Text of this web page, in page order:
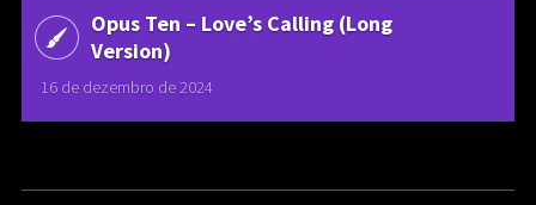
Opus Ten ‎– Love’s Calling (Long
Version)
16 de dezembro de 2024